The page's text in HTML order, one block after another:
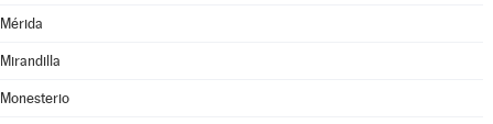
Mérida
Mirandilla
Monesterio